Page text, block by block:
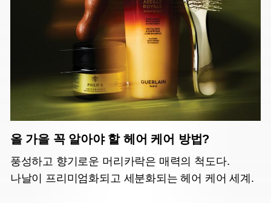
올 가을 꼭 알아야 할 헤어 케어 방법?
풍성하고 향기로운 머리카락은 매력의 척도다.
나날이 프리미엄화되고 세분화되는 헤어 케어 세계.